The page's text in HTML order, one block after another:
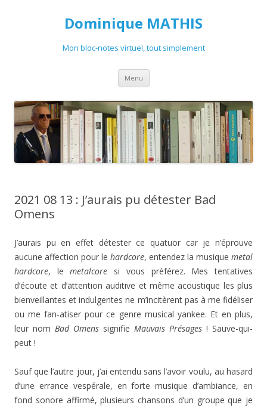
Dominique MATHIS
Mon bloc-notes virtuel, tout simplement
Menu Aller
contenu
2021 08 13 : J’aurais pu détester Bad
Omens
J’aurais pu en effet détester ce quatuor car je n’éprouve
aucune affection pour le hardcore, entendez la musique metal
hardcore, lemetalcore si vous préférez. Mes tentatives
d’écoute et d’attention auditive et même acoustique les plus
bienveillantes et indulgentes ne m’incitèrent pas à me fidéliser
ou me fan-atiser pour ce genre musical yankee. Et en plus,
leur nom Bad Omens signifie Mauvais Présages ! Sauve-qui-
peut !
Sauf que l’autre jour, j’ai entendu sans l’avoir voulu, au hasard
d’une errance vespérale, en forte musique d’ambiance, en
fond sonore affirmé, plusieurs chansons d’un groupe que je